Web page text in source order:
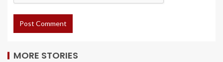
MORE STORIES